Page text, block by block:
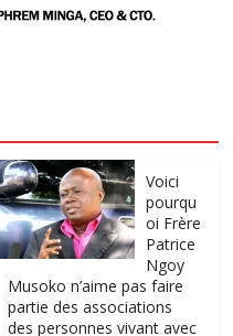
Voici
pourqu
oi Frère
Patrice
Ngoy
Musoko n’aime pas faire
partie des associations
des personnes vivant avec